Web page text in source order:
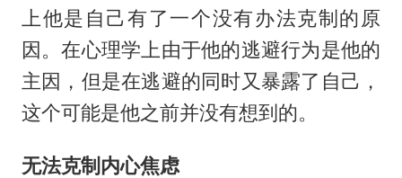
上他是自己有了一个没有办法克制的原
因。在心理学上由于他的逃避行为是他的
主因，但是在逃避的同时又暴露了自己，
这个可能是他之前并没有想到的。
无法克制内心焦虑